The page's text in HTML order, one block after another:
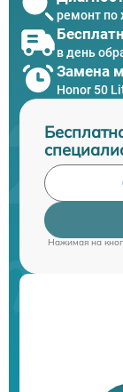
ремонт по
в день
Замена
Honor 50
Нажимая на